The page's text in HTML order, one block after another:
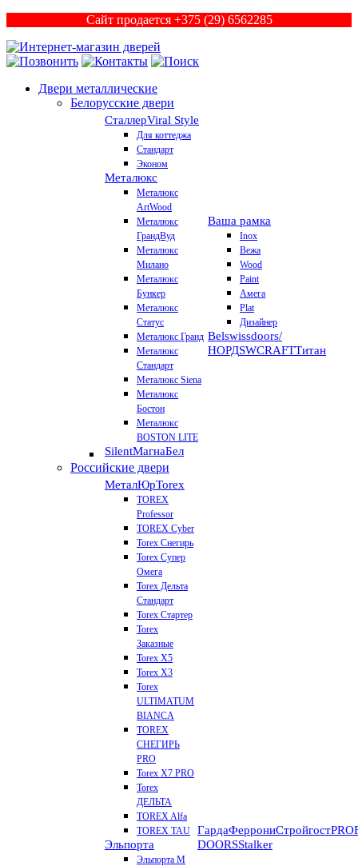
Сайт продается +375 (29) 6562285
Двери металлические
Белорусские двери
СталлерViral Style
Для коттеджа
Стандарт
Эконом
Металюкс
Металюкс
ArtWood
Металюкс
ГрандВуд
Металюкс
Милано
Металюкс
Бункер
Металюкс
Статус
Металюкс Гранд
Металюкс
Стандарт
Металюкс Siena
Металюкс
Бостон
Металюкс
BOSTON LITE
SilentМагнаБел
Ваша рамка
Inox
Вежа
Wood
Paint
Амега
Plat
Дизайнер
Belswissdoors/
НОРДSWCRAFTТитан
Российские двери
МеталЮрTorex
TOREX
Professor
TOREX Cyber
Torex Снегирь
Torex Супер
Омега
Torex Дельта
Стандарт
Torex Стартер
Torex
Заказные
Torex Х5
Torex Х3
Torex
ULTIMATUM
BIANCA
TOREX
СНЕГИРЬ
PRO
Torex X7 PRO
Torex
ДЕЛЬТА
TOREX Alfa
TOREX TAU
Эльпорта
Эльпорта M
ГардаФеррониСтройгост
DOORSStalker